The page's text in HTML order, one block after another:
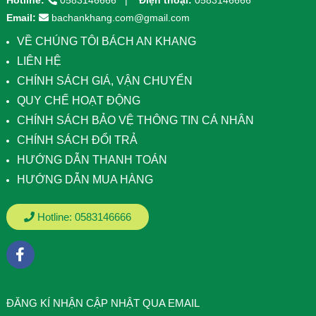
Email:
bachankhang.com@gmail.com
VỀ CHÚNG TÔI BÁCH AN KHANG
LIÊN HỆ
CHÍNH SÁCH GIÁ, VẬN CHUYỂN
QUY CHẾ HOẠT ĐỘNG
CHÍNH SÁCH BẢO VỆ THÔNG TIN CÁ NHÂN
CHÍNH SÁCH ĐỔI TRẢ
HƯỚNG DẪN THANH TOÁN
HƯỚNG DẪN MUA HÀNG
Hotline: 0583146666
ÐĂNG KÍ NHẬN CẬP NHẬT QUA EMAIL